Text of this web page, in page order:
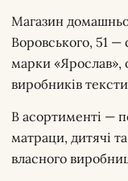
Магазин
Воровського, 51 —
марки «Ярослав»,
виробників
В асортименті —
матраци, дитячі
власного